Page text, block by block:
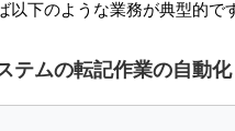
下のような業務が典型的で
テムの転記作業の自動化